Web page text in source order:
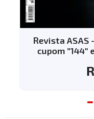
Revista ASAS
cupom "144"